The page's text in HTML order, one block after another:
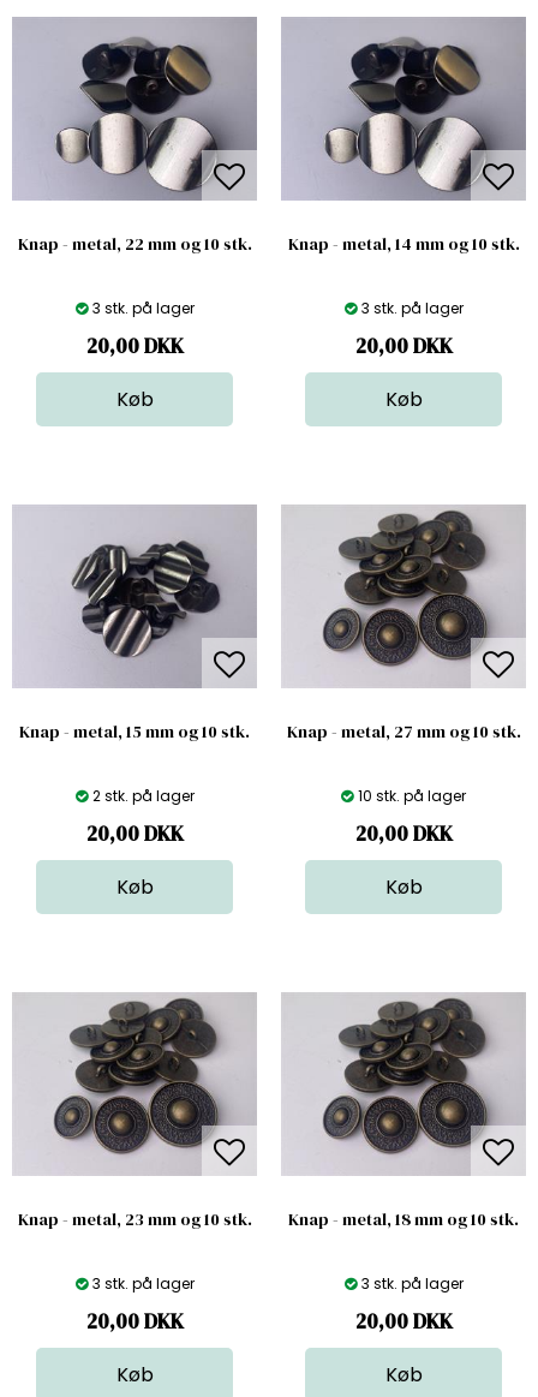
Knap - metal, 22 mm og 10 stk.
3 stk. på lager
20,00DKK
Knap - metal, 14 mm og 10 stk.
3 stk. på lager
20,00DKK
Knap - metal, 15 mm og 10 stk.
2 stk. på lager
20,00DKK
Knap - metal, 27 mm og 10 stk.
10 stk. på lager
20,00DKK
Knap - metal, 23 mm og 10 stk.
3 stk. på lager
20,00DKK
Knap - metal, 18 mm og 10 stk.
3 stk. på lager
20,00DKK